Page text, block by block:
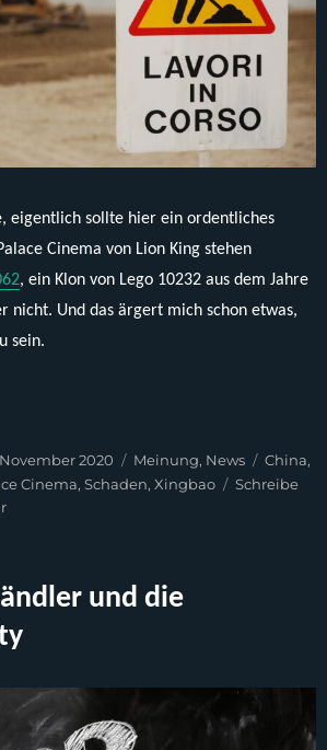
eigentlich sollte hier ein ordentliches
Cinema von Lion King stehen
, ein Klon von Lego 10232 aus dem Jahre
nicht. Und das ärgert mich schon etwas,
sein.
November 2020 Kategorien
Meinung, News China,
Cinema,Schaden,Xingbao
Schreibe
zu
und die